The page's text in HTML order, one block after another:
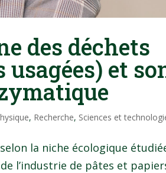
des déchets
et
, Recherche, Sciences et
la niche écologique
l’industrie de pâtes et